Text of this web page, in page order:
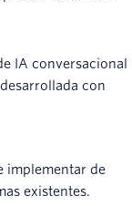
IA conversacional
con
implementar de
existentes.